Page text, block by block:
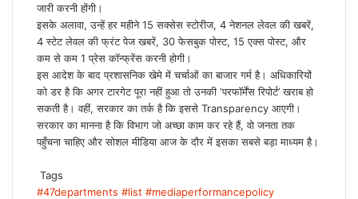
जारी करनी होंगी।
इसके अलावा, उन्हें हर महीने 15 सक्सेस स्टोरीज, 4 नेशनल लेवल की खबरें,
4 स्टेट लेवल की फ्रंट पेज खबरें, 30 फेसबुक पोस्ट, 15 एक्स पोस्ट, और
कम से कम 1 प्रेस कॉन्फ्रेंस करनी होगी।
इस आदेश के बाद प्रशासनिक खेमे में चर्चाओं का बाजार गर्म है। अधिकारियों
को डर है कि अगर टारगेट पूरा नहीं हुआ तो उनकी ‘परफॉर्मेंस रिपोर्ट’ खराब हो
सकती है। वहीं, सरकार का तर्क है कि इससे Transparency आएगी।
सरकार का मानना है कि विभाग जो अच्छा काम कर रहे हैं, वो जनता तक
पहुँचना चाहिए और सोशल मीडिया आज के दौर में इसका सबसे बड़ा माध्यम है।
Tags
#47departments #list #mediaperformancepolicy